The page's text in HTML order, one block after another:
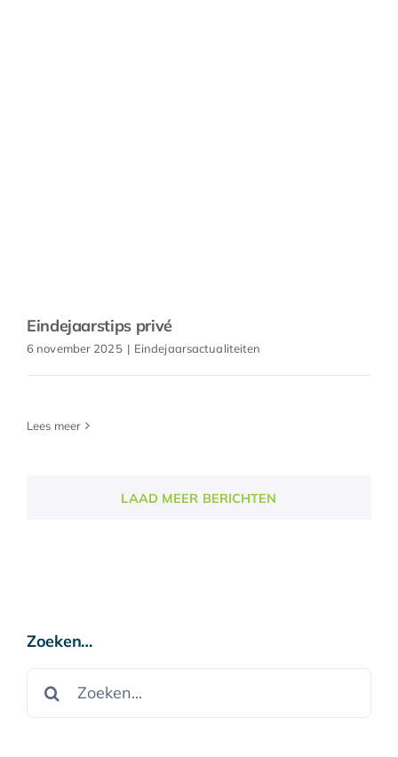
Eindejaarstips privé
6 november 2025 | Eindejaarsactualiteiten
Lees meer
LAAD MEER BERICHTEN
Zoeken…
naar: